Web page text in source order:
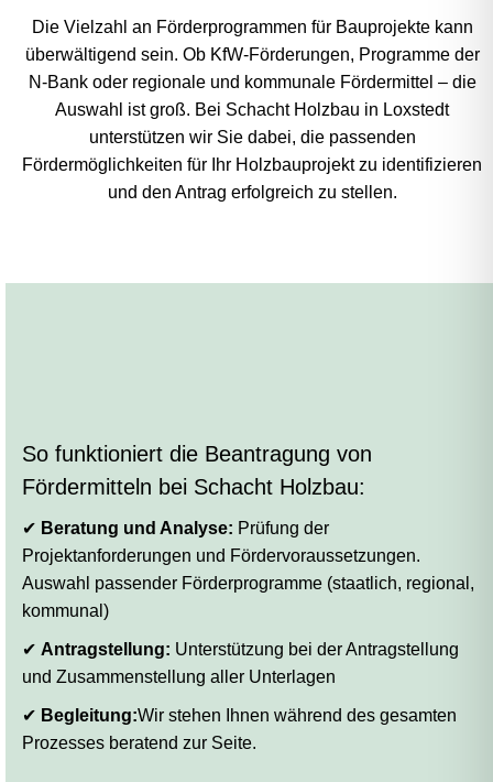
Die Vielzahl an Förderprogrammen für Bauprojekte kann
überwältigend sein. Ob KfW-Förderungen, Programme der
N-Bank oder regionale und kommunale Fördermittel – die
Auswahl ist groß. Bei Schacht Holzbau in Loxstedt
unterstützen wir Sie dabei, die passenden
Fördermöglichkeiten für Ihr Holzbauprojekt zu identifizieren
und den Antrag erfolgreich zu stellen.
So funktioniert die Beantragung von
Fördermitteln bei Schacht Holzbau:
✔ Beratung und Analyse: Prüfung der
Projektanforderungen und Fördervoraussetzungen.
Auswahl passender Förderprogramme (staatlich, regional,
kommunal)
✔ Antragstellung: Unterstützung bei der Antragstellung
und Zusammenstellung aller Unterlagen
✔ Begleitung:Wir stehen Ihnen während des gesamten
Prozesses beratend zur Seite.